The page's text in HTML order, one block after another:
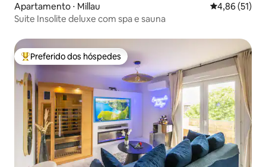
Apartamento ⋅ Millau 4,86 de uma
4,86 (51)
Suite Insolite deluxe com spa e sauna
Entre os melhores preferidos dos hóspedes
Preferido dos hóspedes